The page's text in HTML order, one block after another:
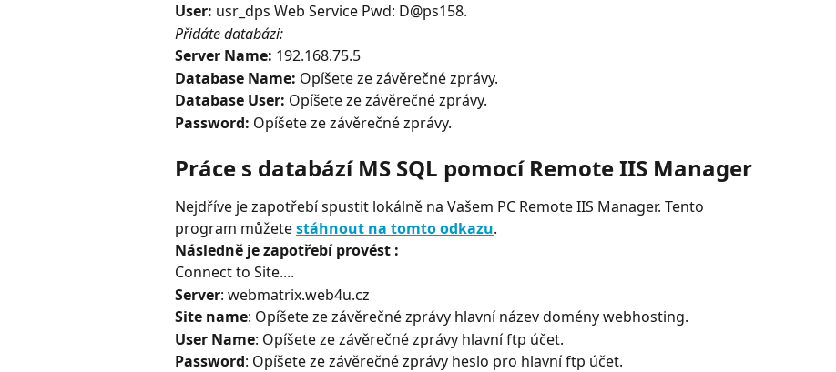
User: usr_dps Web Service Pwd: D@ps158.
Přidáte databázi:
Server Name: 192.168.75.5
Database Name: Opíšete ze závěrečné zprávy.
Database User: Opíšete ze závěrečné zprávy.
Password: Opíšete ze závěrečné zprávy.
Práce s databází MS SQL pomocí Remote IIS Manager
Nejdříve je zapotřebí spustit lokálně na Vašem PC Remote IIS Manager. Tento
program můžete stáhnout na tomto odkazu.
Následně je zapotřebí provést :
Connect to Site....
Server: webmatrix.web4u.cz
Site name: Opíšete ze závěrečné zprávy hlavní název domény webhosting.
User Name: Opíšete ze závěrečné zprávy hlavní ftp účet.
Password: Opíšete ze závěrečné zprávy heslo pro hlavní ftp účet.